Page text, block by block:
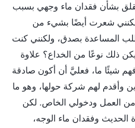
بشأن فقدان ماء وجهي بسبب
لكنني شعرت أيضًا بشيء من
المساعدة بصدق، ولكنني كنت
ذلك نوعًا من الخداع؟ علاوة
شيئًا ما، فعليَّ أن أكون صادقة
وأقدم لهم شركة حولها، وهو ما
العمل ودخولي الخاص. لكن
وفقدان ماء الوجه،